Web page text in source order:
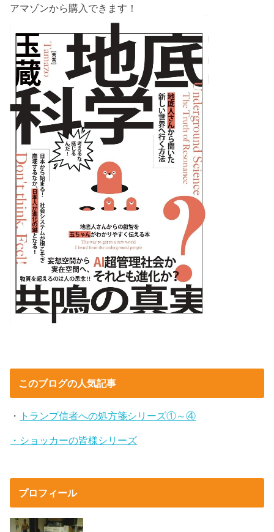
アマゾンから購入できます！
このブログの人気記事
・ トランプ信者への処方箋シリーズ①～④
・ショッカーの皆様シリーズ
プロフィール